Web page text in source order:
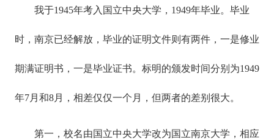
我于1945年考入国立中央大学，1949年毕业。毕业
时，南京已经解放，毕业的证明文件则有两件，一是修业
期满证明书，一是毕业证书。标明的颁发时间分别为1949
年7月和8月，相差仅仅一个月，但两者的差别很大。
第一，校名由国立中央大学改为国立南京大学，相应